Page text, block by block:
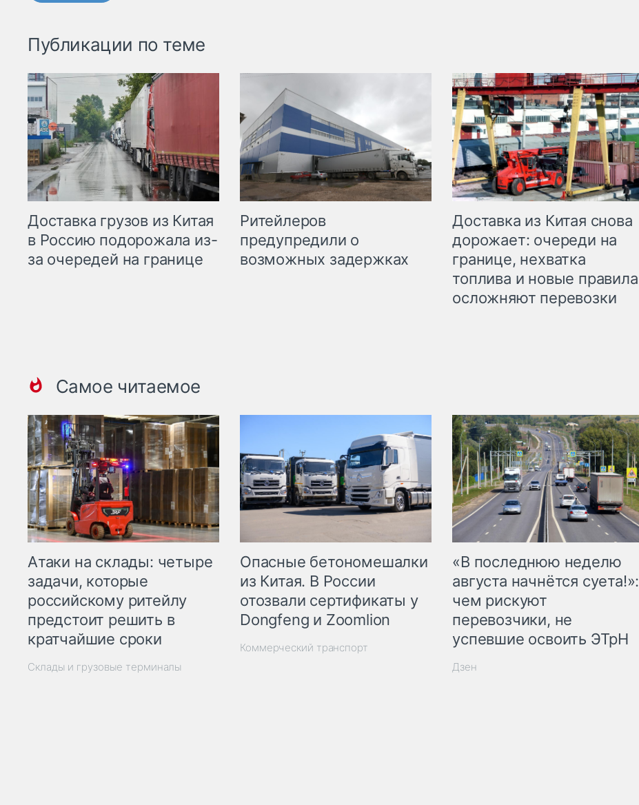
Публикации по теме
Доставка грузов из Китая
в Россию подорожала из-
за очередей на границе
Ритейлеров
предупредили о
возможных задержках
Доставка из Китая снова
дорожает: очереди на
границе, нехватка
топлива и новые правила
осложняют перевозки
Самое читаемое
Атаки на склады: четыре
задачи, которые
российскому ритейлу
предстоит решить в
кратчайшие сроки
Склады и грузовые терминалы
Опасные бетономешалки
из Китая. В России
отозвали сертификаты у
Dongfeng и Zoomlion
Коммерческий транспорт
«В последнюю неделю
августа начнётся суета!»:
чем рискуют
перевозчики, не
успевшие освоить ЭТрН
Дзен